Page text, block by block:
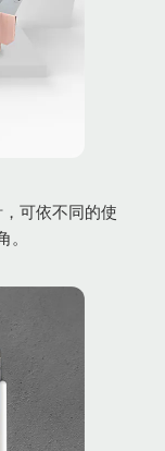
可依不同的使